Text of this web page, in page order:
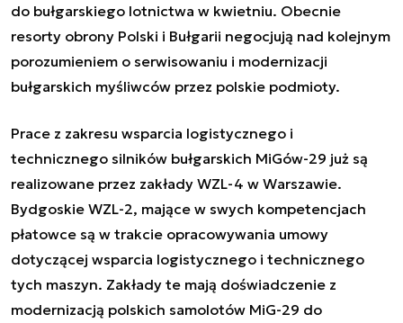
do bułgarskiego lotnictwa w kwietniu. Obecnie
resorty obrony Polski i Bułgarii negocjują nad kolejnym
porozumieniem o serwisowaniu i modernizacji
bułgarskich myśliwców przez polskie podmioty.
Prace z zakresu wsparcia logistycznego i
technicznego silników bułgarskich MiGów-29 już są
realizowane przez zakłady WZL-4 w Warszawie.
Bydgoskie WZL-2, mające w swych kompetencjach
płatowce są w trakcie opracowywania umowy
dotyczącej wsparcia logistycznego i technicznego
tych maszyn. Zakłady te mają doświadczenie z
modernizacją polskich samolotów MiG-29 do